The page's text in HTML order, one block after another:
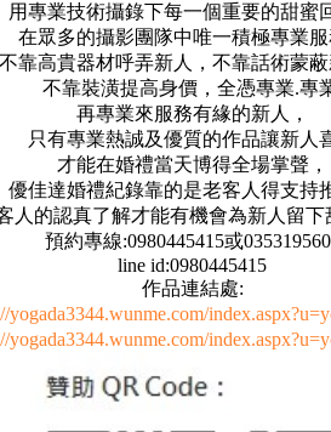
用專業技術攝錄下每一個重要的甜蜜
在眾多的攝影團隊中唯一積極專業
不靠高貴器材呼弄新人，不靠話術蒙
不靠裝潢提高身價，全憑專業.專
再專業來服務有緣的新人，
只有專業熱誠及優質的作品讓新人
才能在婚禮當天博得全場掌聲，
優佳達婚禮紀錄靠的是老客人得支持
人的認真了解才能有機會為新人留下
預約專線:0980445415或
line id:0980445415
作品連結處:
yogada3344.wunme.com/
yogada3344.wunme.com/